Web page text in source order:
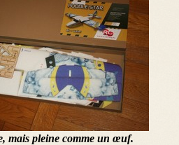
mais pleine comme un œuf.